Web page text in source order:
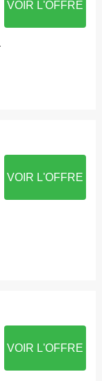
VOIR L'OFFRE
VOIR L'OFFRE
VOIR L'OFFRE